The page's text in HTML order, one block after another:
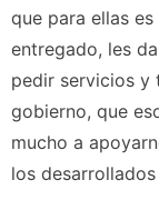
que para ellas
entregado, les
pedir servicios y
gobierno, que
mucho a
los